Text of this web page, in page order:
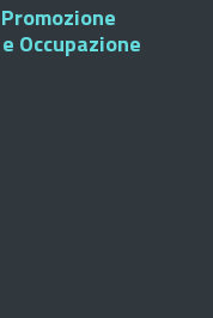
Occupazione